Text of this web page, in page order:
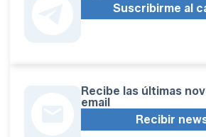
Suscribirme al
Recibe las últimas
email
Recibir